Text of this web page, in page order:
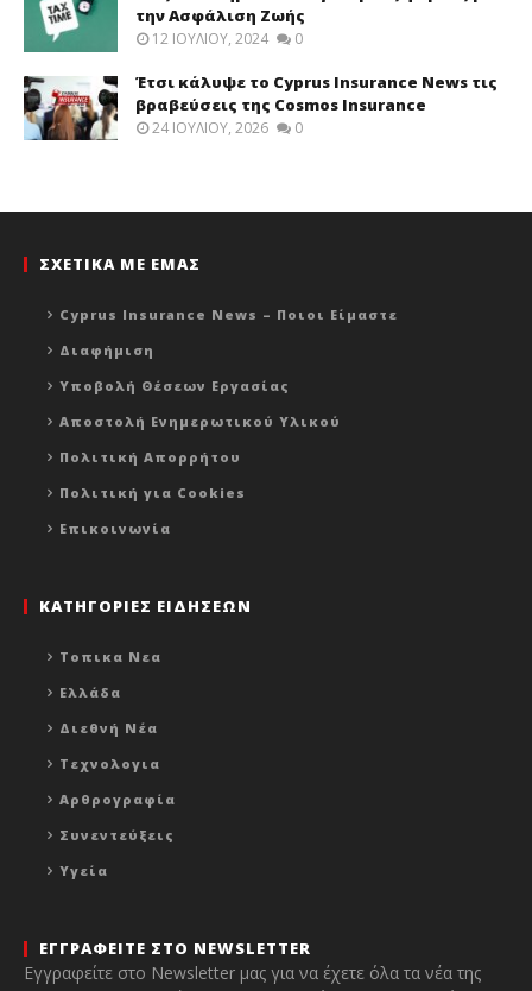
την Ασφάλιση Ζωής
12 ΙΟΥΛΊΟΥ, 2024 0
Έτσι κάλυψε το Cyprus Insurance News τις
βραβεύσεις της Cosmos Insurance
24 ΙΟΥΛΊΟΥ, 2026 0
ΣΧΕΤΙΚΑ ΜΕ ΕΜΑΣ
Cyprus Insurance News – Ποιοι Είμαστε
Διαφήμιση
Υποβολή Θέσεων Εργασίας
Αποστολή Ενημερωτικού Υλικού
Πολιτική Απορρήτου
Πολιτική για Cookies
Επικοινωνία
ΚΑΤΗΓΟΡΙΕΣ ΕΙΔΗΣΕΩΝ
Τοπικα Νεα
Ελλάδα
Διεθνή Νέα
Τεχνολογια
Αρθρογραφία
Συνεντεύξεις
Υγεία
ΕΓΓΡΑΦΕΙΤΕ ΣΤΟ NEWSLETTER
Εγγραφείτε στο Newsletter μας για να έχετε όλα τα νέα της